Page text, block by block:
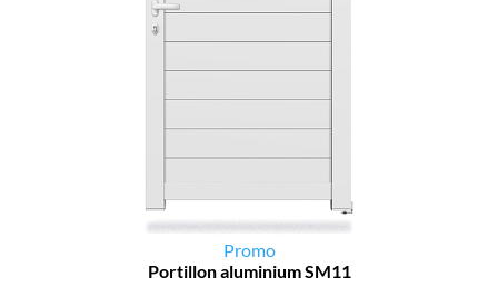
Promo
Portillon aluminium SM11